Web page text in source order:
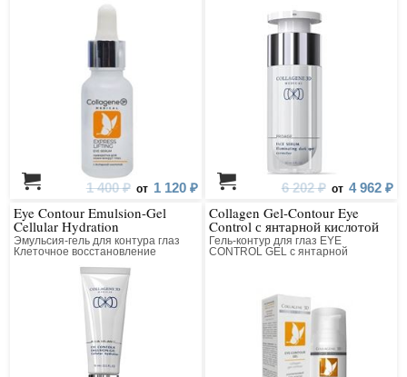
1 400 ₽ от 1 120 ₽ 6 202 ₽ от 4 962 ₽
Eye Contour Emulsion-Gel
Cellular Hydration
Эмульсия-гель для контура глаз
Клеточное восстановление
Collagen Gel-Contour Eye
Control с янтарной кислотой
Гель-контур для глаз EYE
CONTROL GEL с янтарной